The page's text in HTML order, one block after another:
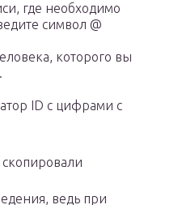
где необходимо
символ @
которого вы
ID с цифрами с
скопировали
ведь при